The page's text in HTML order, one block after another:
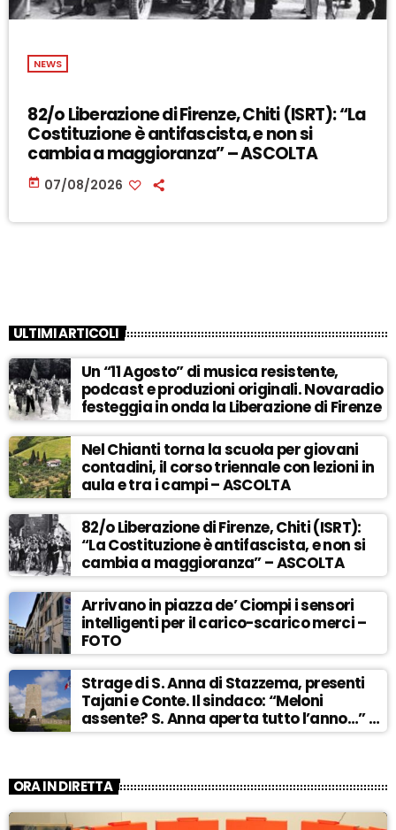
NEWS
82/o Liberazione di Firenze, Chiti (ISRT): “La
Costituzione è antifascista, e non si
cambia a maggioranza” – ASCOLTA
today 07/08/2026
ULTIMI ARTICOLI
Un “11 Agosto” di musica resistente,
podcast e produzioni originali. Novaradio
festeggia in onda la Liberazione di Firenze
Nel Chianti torna la scuola per giovani
contadini, il corso triennale con lezioni in
aula e tra i campi – ASCOLTA
82/o Liberazione di Firenze, Chiti (ISRT):
“La Costituzione è antifascista, e non si
cambia a maggioranza” – ASCOLTA
Arrivano in piazza de’ Ciompi i sensori
intelligenti per il carico-scarico merci –
FOTO
Strage di S. Anna di Stazzema, presenti
Tajani e Conte. Il sindaco: “Meloni
assente? S. Anna aperta tutto l’anno…” –
ASCOLTA
ORA IN DIRETTA